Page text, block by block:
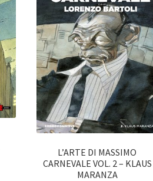
L’ARTE DI MASSIMO
CARNEVALE VOL. 2 – KLAUS
MARANZA